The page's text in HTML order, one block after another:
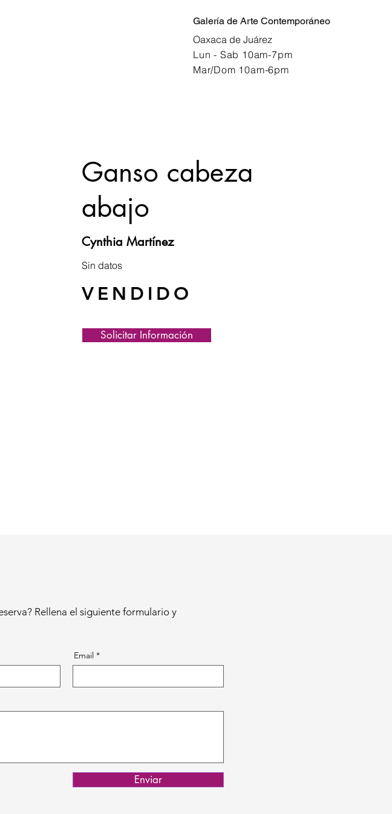
Galería de Arte Contemporáneo
Oaxaca de Juárez
Lun - Sab 10am-7pm
Mar/Dom 10am-6pm
Ganso cabeza
abajo
Cynthia Martínez
Sin datos
VENDIDO
Solicitar Información
Rellena el siguiente formulario y
Email
Enviar